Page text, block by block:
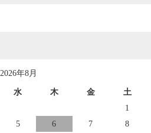
2026年8月
水 木 金
土
1
5 6 7 8